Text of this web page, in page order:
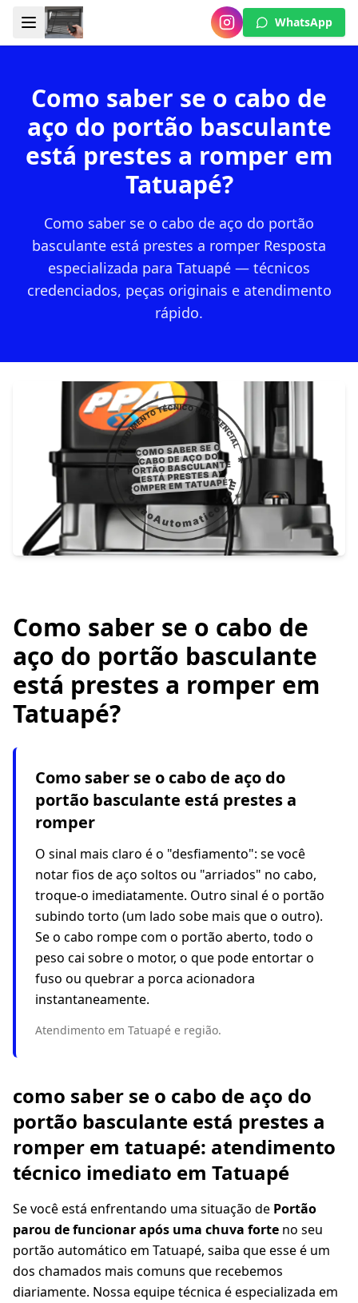
WhatsApp
Como saber se o cabo de
aço do portão basculante
está prestes a romper em
Tatuapé?
Como saber se o cabo de aço do portão
basculante está prestes a romper Resposta
especializada para Tatuapé — técnicos
credenciados, peças originais e atendimento
rápido.
Como saber se o cabo de
aço do portão basculante
está prestes a romper em
Tatuapé?
Como saber se o cabo de aço do
portão basculante está prestes a
romper
O sinal mais claro é o "desfiamento": se você
notar fios de aço soltos ou "arriados" no cabo,
troque-o imediatamente. Outro sinal é o portão
subindo torto (um lado sobe mais que o outro).
Se o cabo rompe com o portão aberto, todo o
peso cai sobre o motor, o que pode entortar o
fuso ou quebrar a porca acionadora
instantaneamente.
Atendimento em Tatuapé e região.
como saber se o cabo de aço do
portão basculante está prestes a
romper em tatuapé: atendimento
técnico imediato em Tatuapé
Se você está enfrentando uma situação de Portão
parou de funcionar após uma chuva forte no seu
portão automático em Tatuapé, saiba que esse é um
dos chamados mais comuns que recebemos
diariamente. Nossa equipe técnica é especializada em